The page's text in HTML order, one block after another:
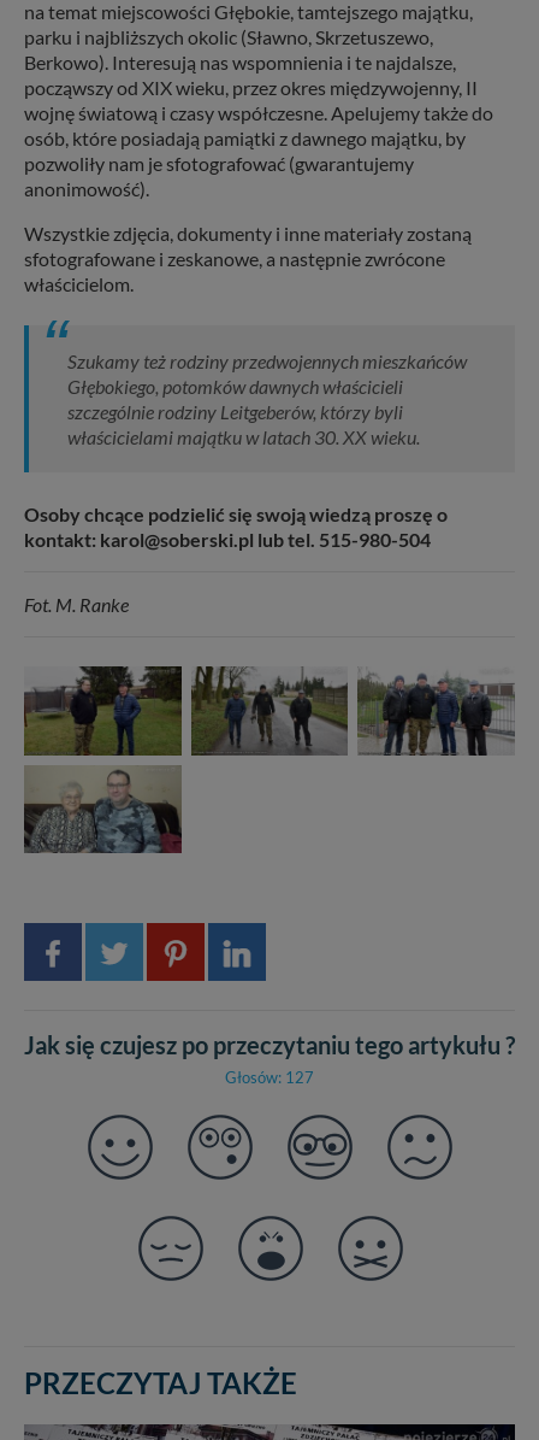
na temat miejscowości Głębokie, tamtejszego majątku,
parku i najbliższych okolic (Sławno, Skrzetuszewo,
Berkowo). Interesują nas wspomnienia i te najdalsze,
począwszy od XIX wieku, przez okres międzywojenny, II
wojnę światową i czasy współczesne. Apelujemy także do
osób, które posiadają pamiątki z dawnego majątku, by
pozwoliły nam je sfotografować (gwarantujemy
anonimowość).
Wszystkie zdjęcia, dokumenty i inne materiały zostaną
sfotografowane i zeskanowe, a następnie zwrócone
właścicielom.
Szukamy też rodziny przedwojennych mieszkańców
Głębokiego, potomków dawnych właścicieli
szczególnie rodziny Leitgeberów, którzy byli
właścicielami majątku w latach 30. XX wieku.
Osoby chcące podzielić się swoją wiedzą proszę o
kontakt: karol@soberski.pl lub tel. 515-980-504
Fot. M. Ranke
Jak się czujesz po przeczytaniu tego artykułu ?
Głosów: 127
PRZECZYTAJ TAKŻE